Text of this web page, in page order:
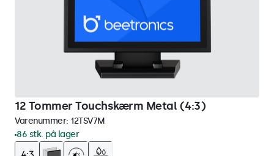
12 Tommer Touchskærm Metal (4:3)
Varenummer: 12TSV7M
86 stk. på lager